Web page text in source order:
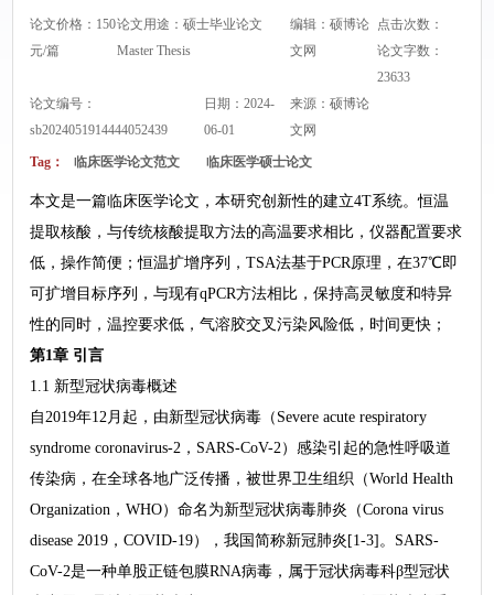
论文价格：150
元/篇
论文用途：硕士毕业论文
Master Thesis
编辑：硕博论
文网
点击次数：
论文字数：
23633
论文编号：
sb2024051914444052439
日期：2024-
06-01
来源：硕博论
文网
Tag： 临床医学论文范文 临床医学硕士论文
本文是一篇临床医学论文，本研究创新性的建立4T系统。恒温
提取核酸，与传统核酸提取方法的高温要求相比，仪器配置要求
低，操作简便；恒温扩增序列，TSA法基于PCR原理，在37℃即
可扩增目标序列，与现有qPCR方法相比，保持高灵敏度和特异
性的同时，温控要求低，气溶胶交叉污染风险低，时间更快；
第1章 引言
1.1 新型冠状病毒概述
自2019年12月起，由新型冠状病毒（Severe acute respiratory
syndrome coronavirus-2，SARS-CoV-2）感染引起的急性呼吸道
传染病，在全球各地广泛传播，被世界卫生组织（World Health
Organization，WHO）命名为新型冠状病毒肺炎（Corona virus
disease 2019，COVID-19），我国简称新冠肺炎[1-3]。SARS-
CoV-2是一种单股正链包膜RNA病毒，属于冠状病毒科β型冠状